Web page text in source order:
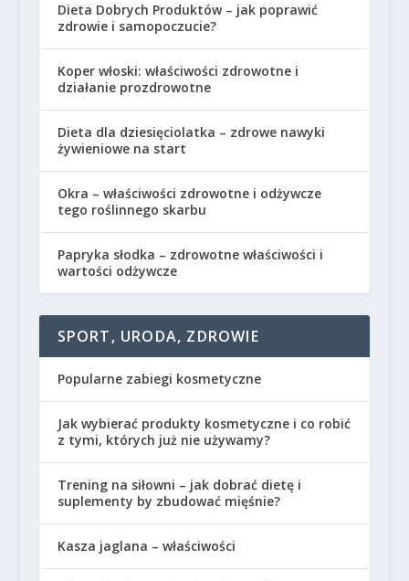
Dieta Dobrych Produktów – jak poprawić
zdrowie i samopoczucie?
Koper włoski: właściwości zdrowotne i
działanie prozdrowotne
Dieta dla dziesięciolatka – zdrowe nawyki
żywieniowe na start
Okra – właściwości zdrowotne i odżywcze
tego roślinnego skarbu
Papryka słodka – zdrowotne właściwości i
wartości odżywcze
SPORT, URODA, ZDROWIE
Popularne zabiegi kosmetyczne
Jak wybierać produkty kosmetyczne i co robić
z tymi, których już nie używamy?
Trening na siłowni – jak dobrać dietę i
suplementy by zbudować mięśnie?
Kasza jaglana – właściwości